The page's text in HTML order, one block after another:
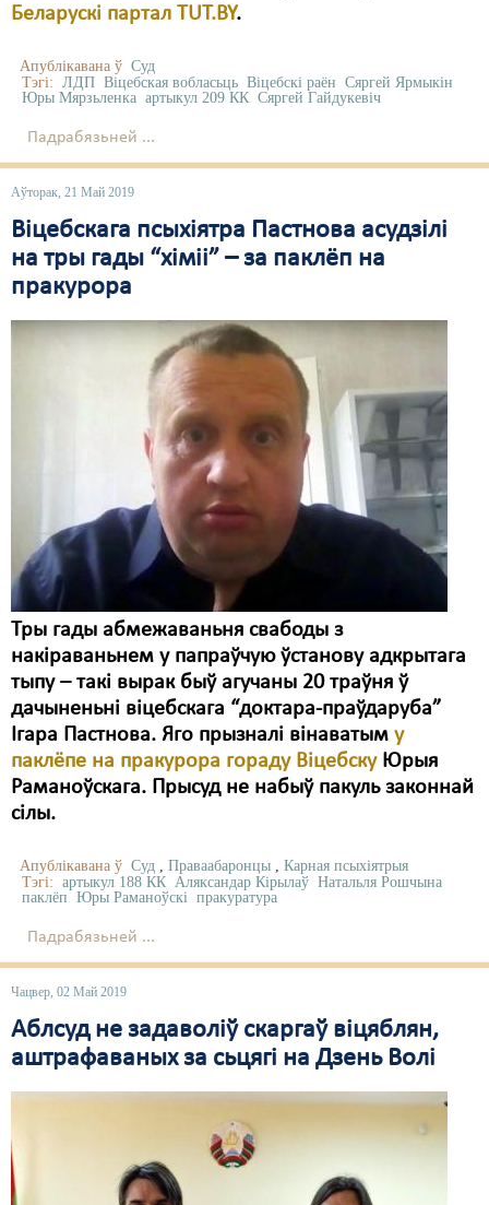
Беларускі партал TUT.BY.
Апублікавана ў Суд
Тэгі: ЛДП Віцебская вобласьць Віцебскі раён Сяргей Ярмыкін
Юры Мярзьленка артыкул 209 КК Сяргей Гайдукевіч
Падрабязьней ...
Аўторак, 21 Май 2019
Віцебскага псыхіятра Пастнова асудзілі
на тры гады “хіміі” – за паклёп на
пракурора
Тры гады абмежаваньня свабоды з
накіраваньнем у папраўчую ўстанову адкрытага
тыпу – такі вырак быў агучаны 20 траўня ў
дачыненьні віцебскага “доктара-праўдаруба”
Ігара Пастнова. Яго прызналі вінаватым у
паклёпе на пракурора гораду ВіцебскуЮрыя
Раманоўскага. Прысуд не набыў пакуль законнай
сілы.
Апублікавана ў Суд , Праваабаронцы , Карная псыхіятрыя
Тэгі: артыкул 188 КК Аляксандар Кірылаў Натальля Рошчына
паклёп Юры Раманоўскі пракуратура
Падрабязьней ...
Чацвер, 02 Май 2019
Аблсуд не задаволіў скаргаў віцяблян,
аштрафаваных за сьцягі на Дзень Волі